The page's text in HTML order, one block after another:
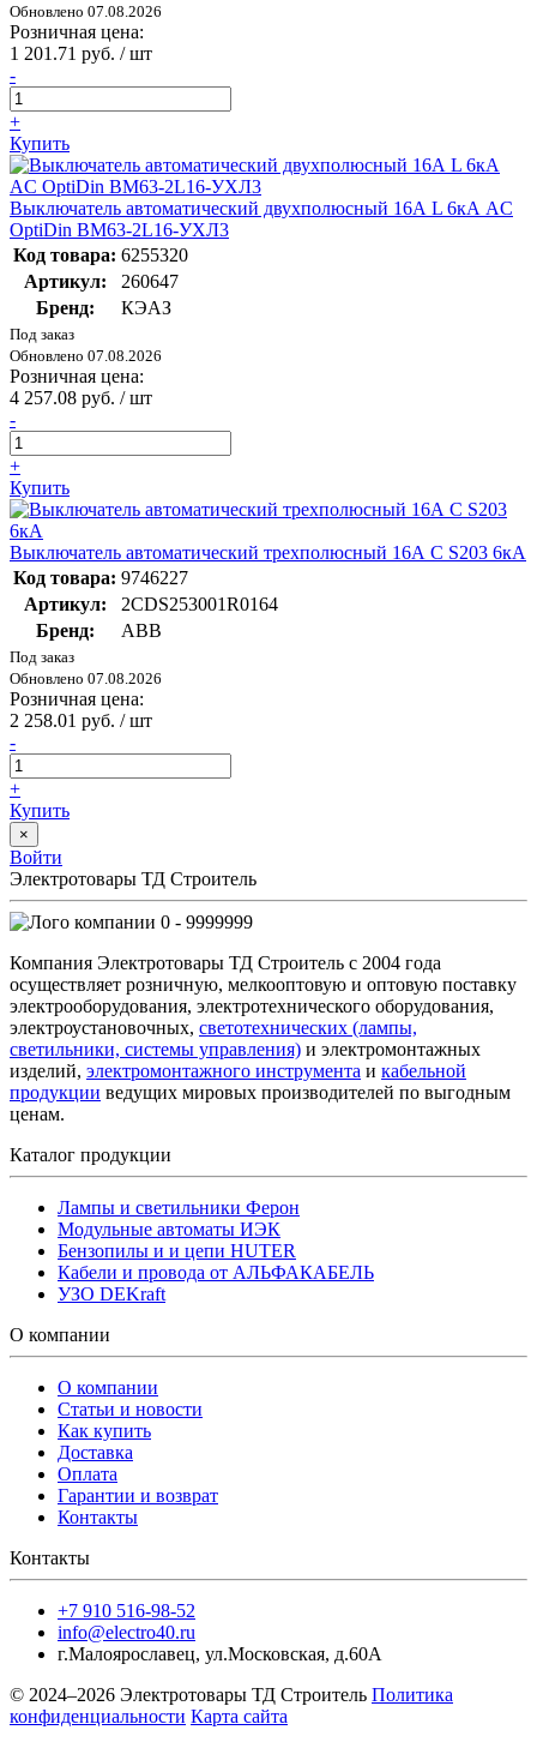
Обновлено 07.08.2026
Розничная цена:
1 201.71 руб. / шт
-
+
Купить
Выключатель автоматический двухполюсный 16А L 6кА AC
OptiDin BM63-2L16-УХЛ3
Код товара: 6255320
Артикул:
260647
Бренд:
КЭАЗ
Под заказ
Обновлено 07.08.2026
Розничная цена:
4 257.08 руб. / шт
-
+
Купить
Выключатель автоматический трехполюсный 16А С S203 6кА
Код товара: 9746227
Артикул:
2CDS253001R0164
Бренд:
ABB
Под заказ
Обновлено 07.08.2026
Розничная цена:
2 258.01 руб. / шт
-
+
Купить
×
Войти
Электротовары ТД Строитель
0 - 9999999
Компания Электротовары ТД Строитель с 2004 года
осуществляет розничную, мелкооптовую и оптовую поставку
электрооборудования, электротехнического оборудования,
электроустановочных, светотехнических (лампы,
светильники, системы управления) и электромонтажных
изделий, электромонтажного инструмента и кабельной
продукции ведущих мировых производителей по выгодным
ценам.
Каталог продукции
Лампы и светильники Ферон
Модульные автоматы ИЭК
Бензопилы и и цепи HUTER
Кабели и провода от АЛЬФАКАБЕЛЬ
УЗО DEKraft
О компании
О компании
Статьи и новости
Как купить
Доставка
Оплата
Гарантии и возврат
Контакты
Контакты
+7 910 516-98-52
info@electro40.ru
г.Малоярославец, ул.Московская, д.60А
© 2024–2026 Электротовары ТД Строитель Политика
конфиденциальности Карта сайта